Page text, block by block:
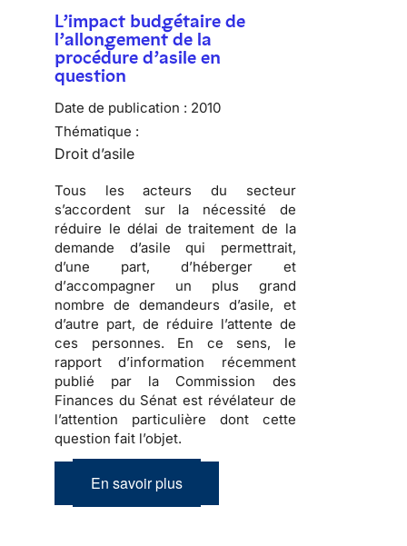
L’impact budgétaire de
l’allongement de la
procédure d’asile en
question
Date de publication : 2010
Thématique :
Droit d’asile
Tous les acteurs du secteur
s’accordent sur la nécessité de
réduire le délai de traitement de la
demande d’asilequi permettrait,
d’une part, d’hébergeret
d’accompagner un plus grand
nombre dedemandeurs d’asile, et
d’autre part, de réduire l’attente de
ces personnes. En ce sens, le
rapport d’information récemment
publié par la Commission des
Finances du Sénat est révélateur de
l’attention particulière dont cette
question fait l’objet.
En savoir plus